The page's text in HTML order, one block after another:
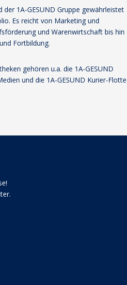
1A-GESUND Gruppe gewährleistet
Es reicht von Marketing und
und Warenwirtschaft bis hin
Fortbildung.
gehören u.a. die 1A-GESUND
und die 1A-GESUND Kurier-Flotte